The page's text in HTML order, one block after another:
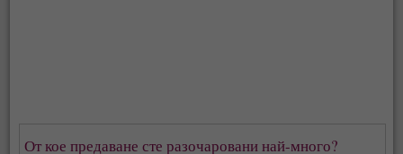
От кое предаване сте разочаровани най-много?